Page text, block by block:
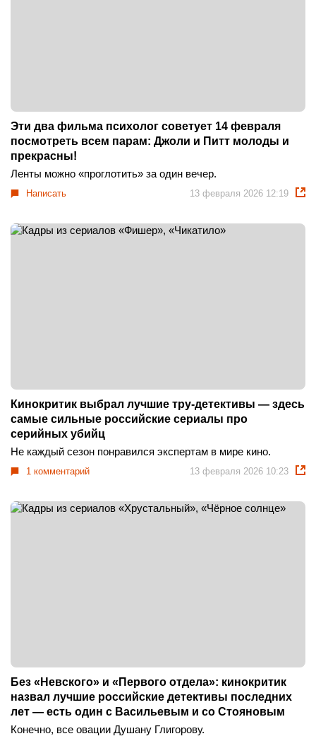
Эти два фильма психолог советует 14 февраля
посмотреть всем парам: Джоли и Питт молоды и
прекрасны!
Ленты можно «проглотить» за один вечер.
Написать 13 февраля 2026 12:19
Кинокритик выбрал лучшие тру-детективы — здесь
самые сильные российские сериалы про
серийных убийц
Не каждый сезон понравился экспертам в мире кино.
1 комментарий 13 февраля 2026 10:23
Без «Невского» и «Первого отдела»: кинокритик
назвал лучшие российские детективы последних
лет — есть один с Васильевым и со Стояновым
Конечно, все овации Душану Глигорову.